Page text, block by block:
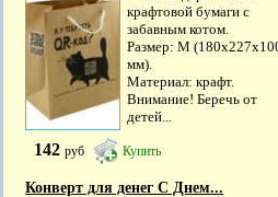
крафтовой бумаги с
забавным котом.
Размер: М
мм).
Материал: крафт.
Внимание! Беречь от
детей...
142 руб Купить
Конверт для денег С Днем...